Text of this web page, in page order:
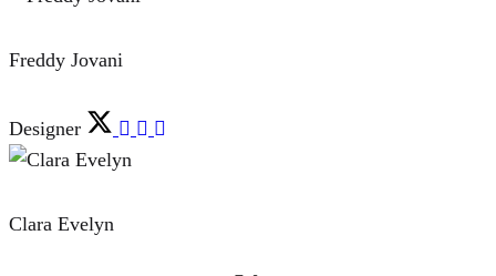
Freddy Jovani
Designer
Clara Evelyn